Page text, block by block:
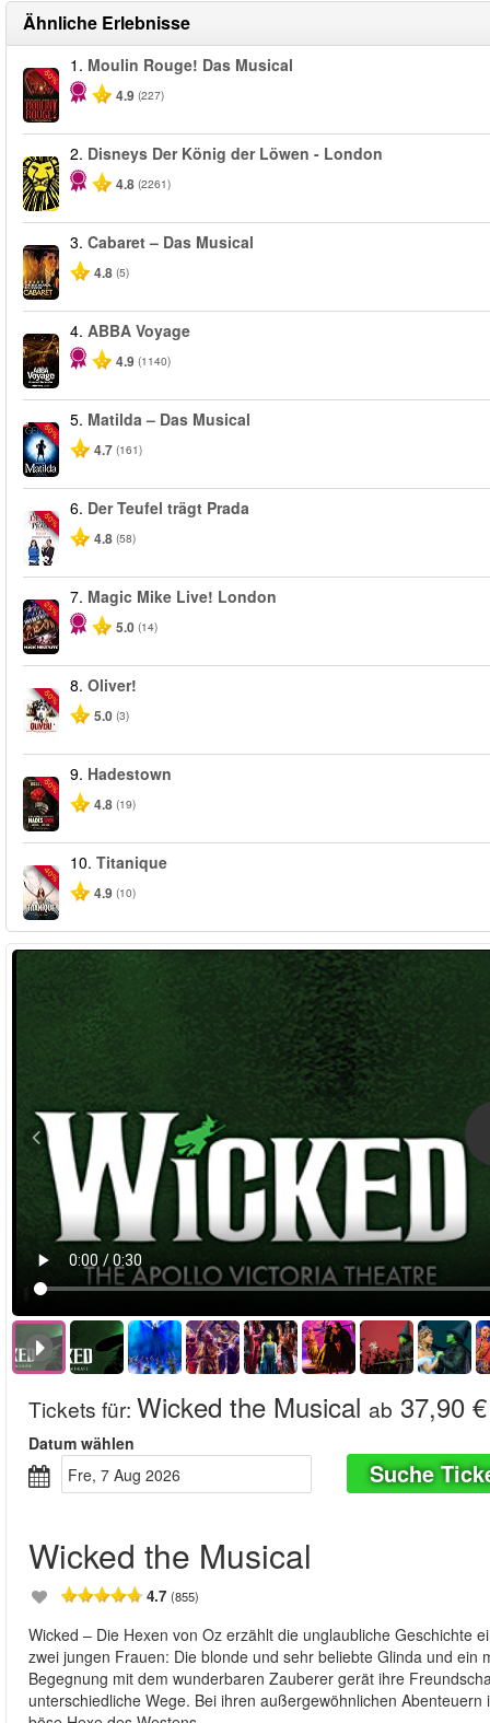
Ähnliche Erlebnisse
-50%
1. Moulin Rouge! Das Musical
4.9 (227)
2. Disneys Der König der Löwen - London
4.8 (2261)
3. Cabaret – Das Musical
4.8 (5)
4. ABBA Voyage
4.9 (1140)
-50%
5. Matilda – Das Musical
4.7 (161)
-50%
6. Der Teufel trägt Prada
4.8 (58)
-25%
7. Magic Mike Live! London
5.0 (14)
-50%
8. Oliver!
5.0 (3)
-50%
9. Hadestown
4.8 (19)
-40%
10. Titanique
4.9 (10)
Tickets für: Wicked the Musical ab 37,90 €
Datum wählen
Fre, 7 Aug 2026
Suche
Wicked the Musical
4.7 (855)
Wicked – Die Hexen von Oz erzählt die unglaubliche Geschichte
zwei jungen Frauen: Die blonde und sehr beliebte Glinda und
Begegnung mit dem wunderbaren Zauberer gerät ihre
unterschiedliche Wege. Bei ihren außergewöhnlichen